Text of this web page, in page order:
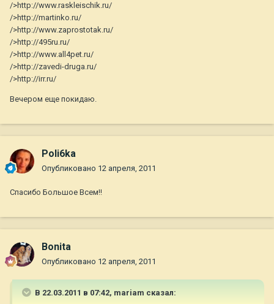
/>http://www.raskleischik.ru/
/>http://martinko.ru/
/>http://www.zaprostotak.ru/
/>http://495ru.ru/
/>http://www.all4pet.ru/
/>http://zavedi-druga.ru/
/>http://irr.ru/
Вечером еще покидаю.
Poli6ka
Опубликовано 12 апреля, 2011
Спасибо Большое Всем!!
Bonita
Опубликовано 12 апреля, 2011
В 22.03.2011 в 07:42, mariam сказал: